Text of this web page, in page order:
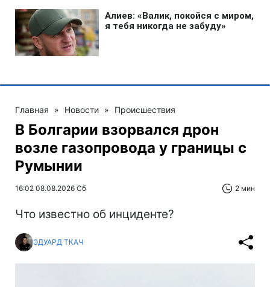
Главная » Новости » Происшествия
В Болгарии взорвался дрон
возле газопровода у границы с
Румынии
16:02 08.08.2026 Сб 2 мин
Что известно об инциденте?
ЭДУАРД ТКАЧ